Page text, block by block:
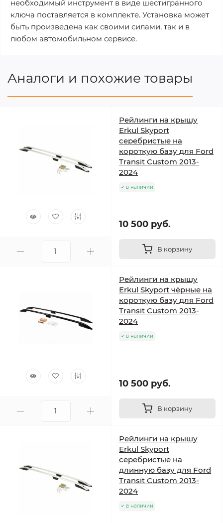
необходимый инструмент в виде шестигранного
ключа поставляется в комплекте. Установка может
быть произведена как своими силами, так и в
любом автомобильном сервисе.
Аналоги и похожие товары
Рейлинги на крышу
Erkul Skyport
серебристые на
короткую базу для Ford
Transit Custom 2013-
2024
в наличии
10 500 руб.
В корзину
Рейлинги на крышу
Erkul Skyport чёрные на
короткую базу для Ford
Transit Custom 2013-
2024
в наличии
10 500 руб.
В корзину
Рейлинги на крышу
Erkul Skyport
серебристые на
длинную базу для Ford
Transit Custom 2013-
2024
в наличии